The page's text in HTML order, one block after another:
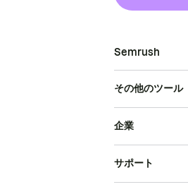
Semrush
その他のツール
企業
サポート